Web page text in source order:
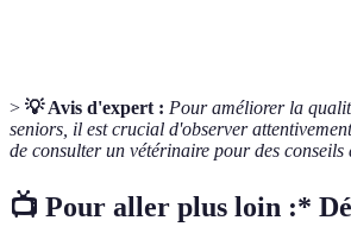
> 💡 Avis d'expert : Pour améliorer la
seniors, il est crucial d'observer
de consulter un vétérinaire pour des conseils
📺 Pour aller plus loin :*